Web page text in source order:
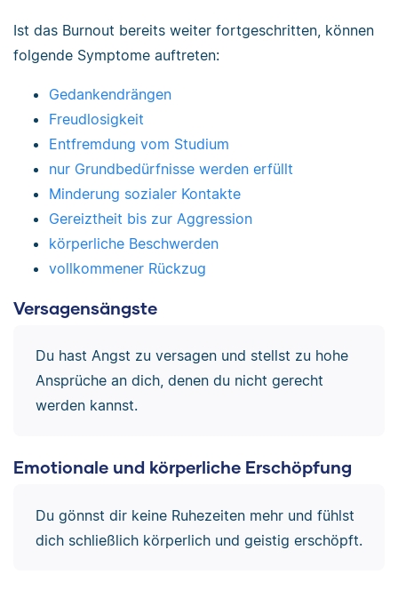
Ist das Burnout bereits weiter fortgeschritten, können
folgende Symptome auftreten:
Gedankendrängen
Freudlosigkeit
Entfremdung vom Studium
nur Grundbedürfnisse werden erfüllt
Minderung sozialer Kontakte
Gereiztheit bis zur Aggression
körperliche Beschwerden
vollkommener Rückzug
Versagensängste
Du hast Angst zu versagen und stellst zu hohe
Ansprüche an dich, denen du nicht gerecht
werden kannst.
Emotionale und körperliche Erschöpfung
Du gönnst dir keine Ruhezeiten mehr und fühlst
dich schließlich körperlich und geistig erschöpft.